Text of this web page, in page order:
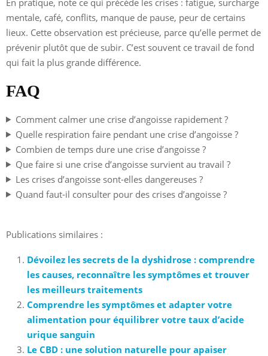
mentale, café, conflits, manque de pause, peur de certains
lieux. Cette observation est précieuse, parce qu’elle permet de
prévenir plutôt que de subir. C’est souvent ce travail de fond
qui fait la plus grande différence.
FAQ
Comment calmer une crise d’angoisse rapidement ?
Quelle respiration faire pendant une crise d’angoisse ?
Combien de temps dure une crise d’angoisse ?
Que faire si une crise d’angoisse survient au travail ?
Les crises d’angoisse sont-elles dangereuses ?
Quand faut-il consulter pour des crises d’angoisse ?
Publications similaires :
Dévoilez les secrets de la dyshidrose : comprendre
les causes, reconnaître les symptômes et trouver
les meilleurs traitements
Comprendre les symptômes et adapter votre
alimentation pour équilibrer votre taux d’acide
urique sanguin
Le CBD : une solution naturelle pour apaiser